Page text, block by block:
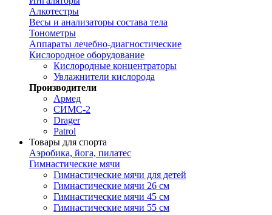
Алкотестры
Весы и анализаторы состава тела
Тонометры
Аппараты лечебно-диагностические
Кислородное оборудование
Кислородные концентраторы
Увлажнители кислорода
Производители
Армед
СИМС-2
Drager
Patrol
Товары для спорта
Аэробика, йога, пилатес
Гимнастические мячи
Гимнастические мячи для детей
Гимнастические мячи 26 см
Гимнастические мячи 45 см
Гимнастические мячи 55 см